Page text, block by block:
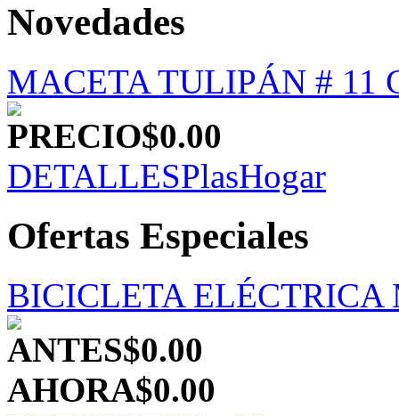
Novedades
MACETA TULIPÁN # 11
PRECIO$0.00
DETALLESPlasHogar
Ofertas Especiales
BICICLETA
ANTES$0.00
AHORA$0.00